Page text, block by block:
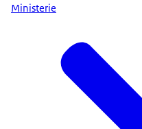
Ministerie